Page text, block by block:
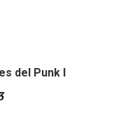
del Punk I
Agraïments